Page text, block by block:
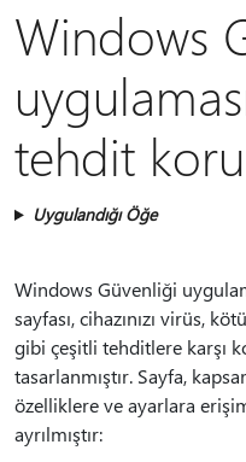
Windows
tehdit
Uygulandığı Öğe
Windows Güvenliği
sayfası, cihazınızı virüs,
gibi çeşitli tehditlere karşı
tasarlanmıştır. Sayfa,
özelliklere ve ayarlara
ayrılmıştır: